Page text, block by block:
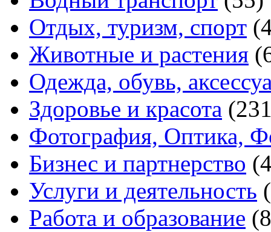
Отдых, туризм, спорт
Животные и растения
Одежда, обувь,
Здоровье и красота
Фотография, Оптика,
Бизнес и партнерство
Услуги и деятельность
Работа и образование